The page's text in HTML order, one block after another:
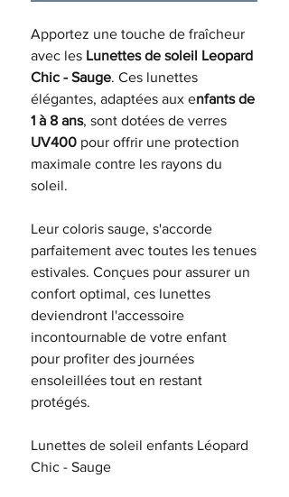
Apportez une touche de fraîcheur
avec les Lunettes de soleil Leopard
Chic - Sauge. Ces lunettes
élégantes, adaptées aux enfants de
1 à 8 ans, sont dotées de verres
UV400 pour offrir une protection
maximale contre les rayons du
soleil.
Leur coloris sauge, s'accorde
parfaitement avec toutes les tenues
estivales. Conçues pour assurer un
confort optimal, ces lunettes
deviendront l'accessoire
incontournable de votre enfant
pour profiter des journées
ensoleillées tout en restant
protégés.
Lunettes de soleil enfants Léopard
Chic - Sauge